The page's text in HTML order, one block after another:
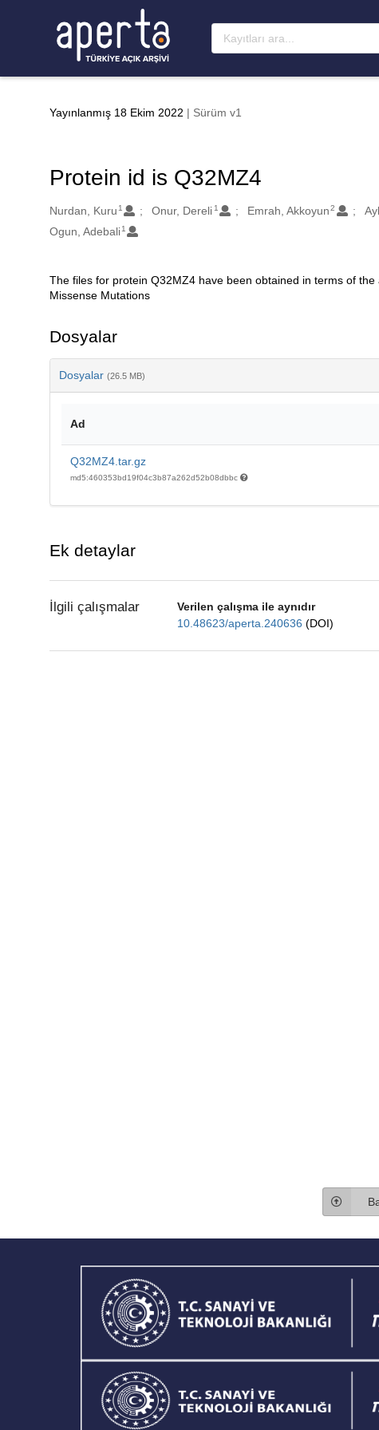
Yayınlanmış 18 Ekim 2022 | Sürüm v1
Protein id is Q32MZ4
Oluşturanlar
Nurdan, Kuru 1 Onur, Dereli 1 Emrah, Akkoyun 2
Ogun, Adebali 1
Açıklama
The files for protein Q32MZ4 have been obtained in terms of
Missense Mutations
Dosyalar
Dosyalar (26.5 MB)
Ad
Q32MZ4.tar.gz
md5:460353bd19f04c3b87a262d52b08dbbc
Ek detaylar
İlgili çalışmalar
Verilen çalışma ile aynıdır
10.48623/aperta.240636 (DOI)